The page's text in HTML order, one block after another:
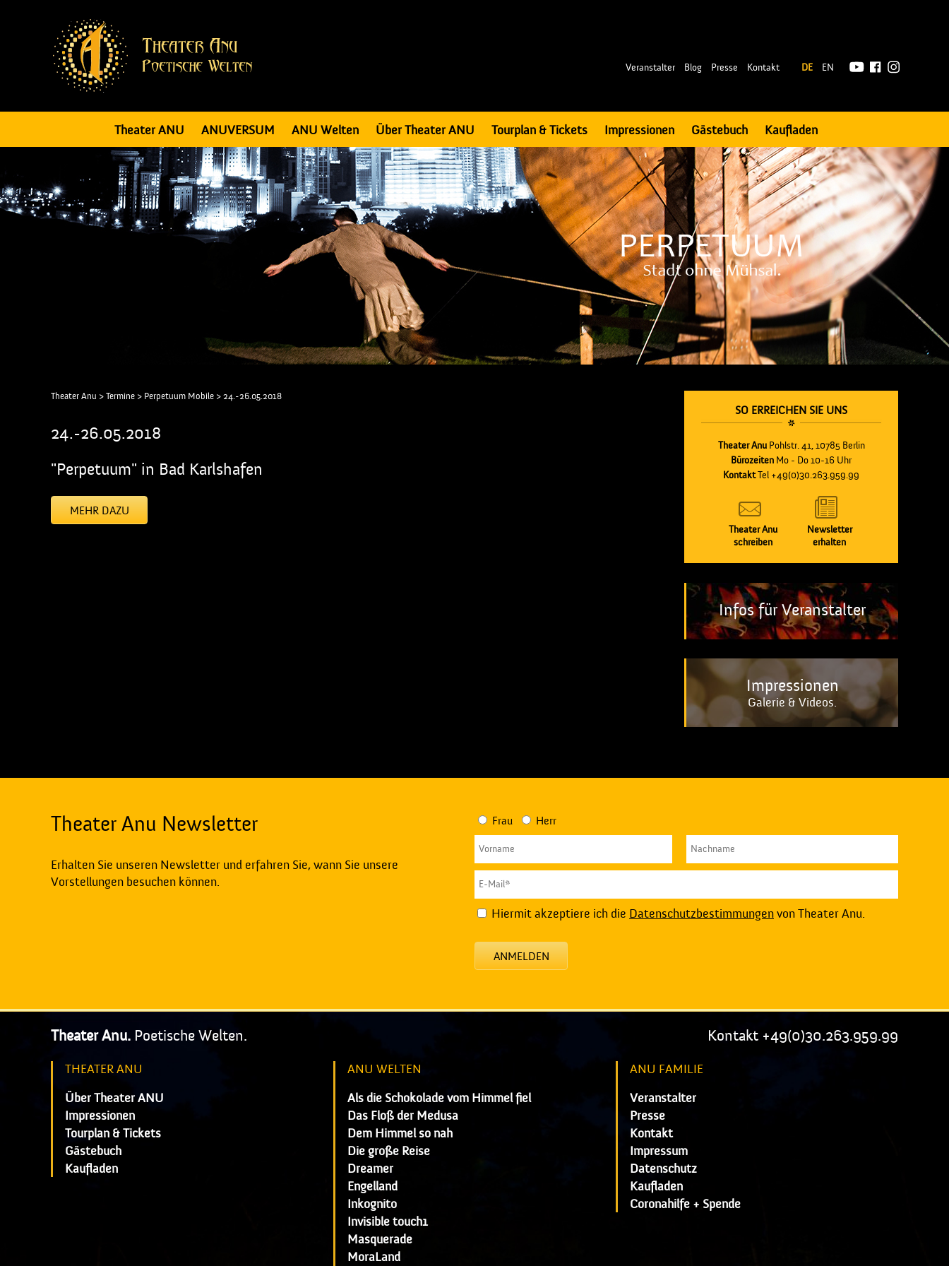
Veranstalter Blog Presse Kontakt DE EN
Theater ANU ANUVERSUM ANU Welten Über Theater ANU Tourplan & Tickets Impressionen Gästebuch Kaufladen
SO ERREICHEN SIE UNS
Theater AnuPohlstr. 41, 10785 Berlin
Bürozeiten Mo - Do 10-16 Uhr
KontaktTel +49(0)30.263.959.99
Theater Anu
schreiben
Newsletter
erhalten
Infos für Veranstalter
Impressionen
Galerie & Videos.
Theater Anu > Termine > Perpetuum Mobile > 24.-26.05.2018
24.-26.05.2018
"Perpetuum" in Bad Karlshafen
MEHR DAZU
Theater Anu Newsletter
Erhalten Sie unseren Newsletter und erfahren Sie, wann Sie unsere
Vorstellungen besuchen können.
Frau Herr
Hiermit akzeptiere ich die Datenschutzbestimmungenvon Theater Anu.
ANMELDEN
Theater Anu. Poetische Welten. Kontakt +49(0)30.263.959.99
THEATER ANU
Über Theater ANU
Impressionen
Tourplan & Tickets
Gästebuch
Kaufladen
ANU WELTEN
Als die Schokolade vom Himmel fiel
Das Floß der Medusa
Dem Himmel so nah
Die große Reise
Dreamer
Engelland
Inkognito
Invisible touch1
Masquerade
MoraLand
ANU FAMILIE
Veranstalter
Presse
Kontakt
Impressum
Datenschutz
Kaufladen
Coronahilfe + Spende